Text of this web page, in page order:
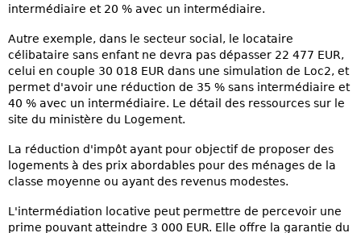
intermédiaire et 20 % avec un intermédiaire.
Autre exemple, dans le secteur social, le locataire
célibataire sans enfant ne devra pas dépasser 22 477 EUR,
celui en couple 30 018 EUR dans une simulation de Loc2, et
permet d'avoir une réduction de 35 % sans intermédiaire et
40 % avec un intermédiaire. Le détail des ressources sur le
site du ministère du Logement.
La réduction d'impôt ayant pour objectif de proposer des
logements à des prix abordables pour des ménages de la
classe moyenne ou ayant des revenus modestes.
L'intermédiation locative peut permettre de percevoir une
prime pouvant atteindre 3 000 EUR. Elle offre la garantie du